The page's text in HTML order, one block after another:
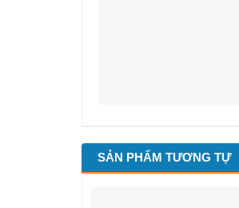
SẢN PHẨM TƯƠNG TỰ